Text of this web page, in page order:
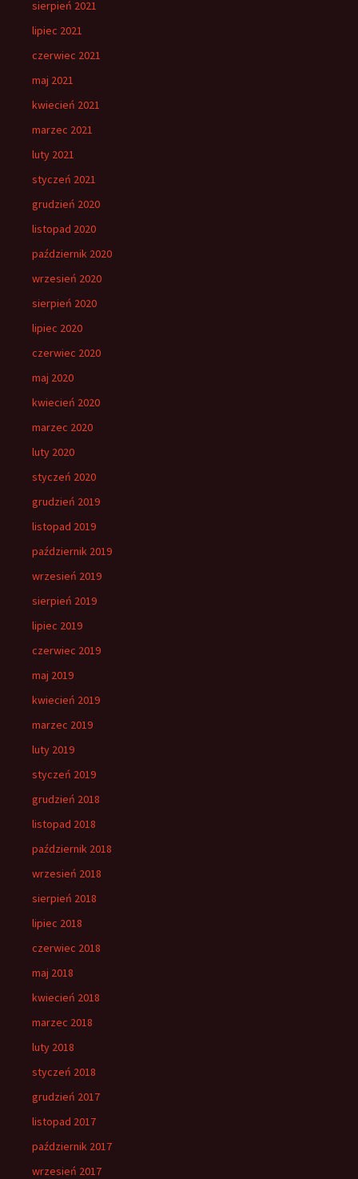
sierpień 2021
lipiec 2021
czerwiec 2021
maj 2021
kwiecień 2021
marzec 2021
luty 2021
styczeń 2021
grudzień 2020
listopad 2020
październik 2020
wrzesień 2020
sierpień 2020
lipiec 2020
czerwiec 2020
maj 2020
kwiecień 2020
marzec 2020
luty 2020
styczeń 2020
grudzień 2019
listopad 2019
październik 2019
wrzesień 2019
sierpień 2019
lipiec 2019
czerwiec 2019
maj 2019
kwiecień 2019
marzec 2019
luty 2019
styczeń 2019
grudzień 2018
listopad 2018
październik 2018
wrzesień 2018
sierpień 2018
lipiec 2018
czerwiec 2018
maj 2018
kwiecień 2018
marzec 2018
luty 2018
styczeń 2018
grudzień 2017
listopad 2017
październik 2017
wrzesień 2017